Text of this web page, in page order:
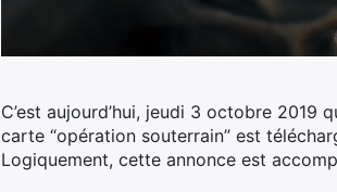
C’est aujourd’hui, jeudi 3 octobre
carte “opération souterrain” est
Logiquement, cette annonce est